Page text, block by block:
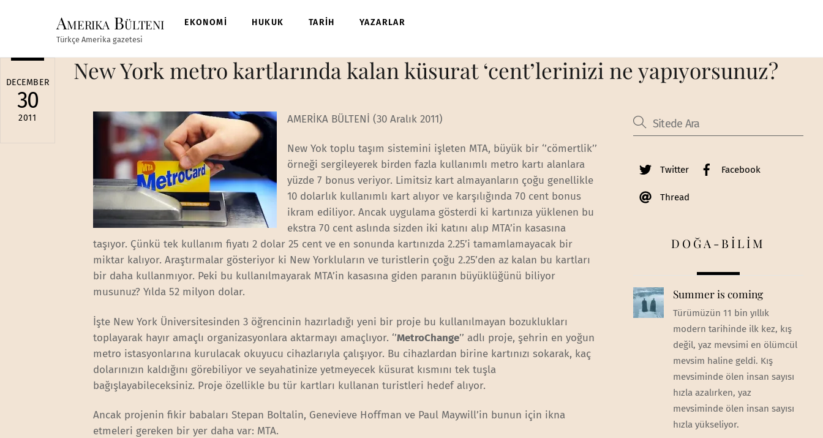
Amerika Bülteni
Türkçe Amerika gazetesi
EKONOMİ HUKUK TARİH YAZARLAR
DECEMBER
30
2011
New York metro kartlarında kalan küsurat ‘cent’lerinizi ne yapıyorsunuz?
AMERİKA BÜLTENİ (30 Aralık 2011)
New Yok toplu taşım sistemini işleten MTA, büyük bir ‘’cömertlik’’
örneği sergileyerek birden fazla kullanımlı metro kartı alanlara
yüzde 7 bonus veriyor. Limitsiz kart almayanların çoğu genellikle
10 dolarlık kullanımlı kart alıyor ve karşılığında 70 cent bonus
ikram ediliyor. Ancak uygulama gösterdi ki kartınıza yüklenen bu
ekstra 70 cent aslında sizden iki katını alıp MTA’in kasasına
taşıyor. Çünkü tek kullanım fiyatı 2 dolar 25 cent ve en sonunda kartınızda 2.25’i tamamlamayacak bir
miktar kalıyor. Araştırmalar gösteriyor ki New Yorkluların ve turistlerin çoğu 2.25’den az kalan bu kartları
bir daha kullanmıyor. Peki bu kullanılmayarak MTA’in kasasına giden paranın büyüklüğünü biliyor
musunuz? Yılda 52 milyon dolar.
İşte New York Üniversitesinden 3 öğrencinin hazırladığı yeni bir proje bu kullanılmayan bozuklukları
toplayarak hayır amaçlı organizasyonlara aktarmayı amaçlıyor. ‘’MetroChange’’ adlı proje, şehrin en yoğun
metro istasyonlarına kurulacak okuyucu cihazlarıyla çalışıyor. Bu cihazlardan birine kartınızı sokarak, kaç
dolarınızın kaldığını görebiliyor ve seyahatinize yetmeyecek küsurat kısmını tek tuşla
bağışlayabileceksiniz. Proje özellikle bu tür kartları kullanan turistleri hedef alıyor.
Ancak projenin fikir babaları Stepan Boltalin, Genevieve Hoffman ve Paul Maywill’in bunun için ikna
etmeleri gereken bir yer daha var: MTA.
Twitter Facebook
Thread
DOĞA-BİLİM
Summer is coming
Türümüzün 11 bin yıllık
modern tarihinde ilk kez, kış
değil, yaz mevsimi en ölümcül
mevsim haline geldi. Kış
mevsiminde ölen insan sayısı
hızla azalırken, yaz
mevsiminde ölen insan sayısı
hızla yükseliyor.